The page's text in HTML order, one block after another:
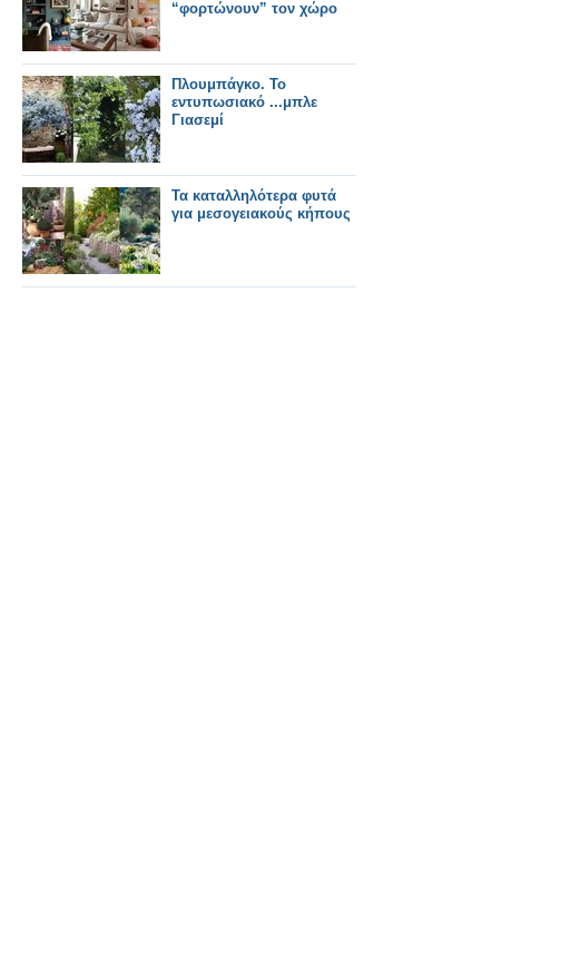
“φορτώνουν” τον χώρο
Πλουμπάγκο. Το
εντυπωσιακό ...μπλε
Γιασεμί
Τα καταλληλότερα φυτά
για μεσογειακούς κήπους